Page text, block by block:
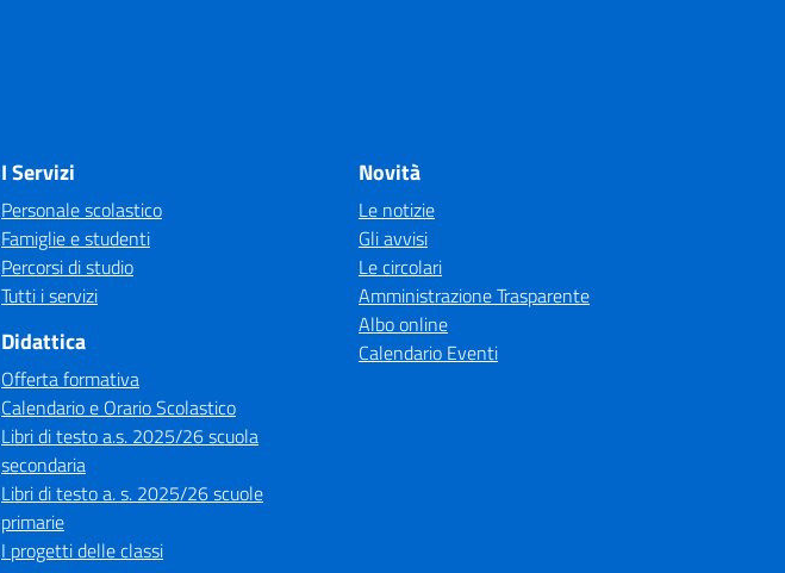
I Servizi
Personale scolastico
Famiglie e studenti
Percorsi di studio
Tutti i servizi
Didattica
Offerta formativa
Calendario e Orario Scolastico
Libri di testo a.s. 2025/26 scuola
secondaria
Libri di testo a. s. 2025/26 scuole
primarie
I progetti delle classi
Novità
Le notizie
Gli avvisi
Le circolari
Amministrazione Trasparente
Albo online
Calendario Eventi